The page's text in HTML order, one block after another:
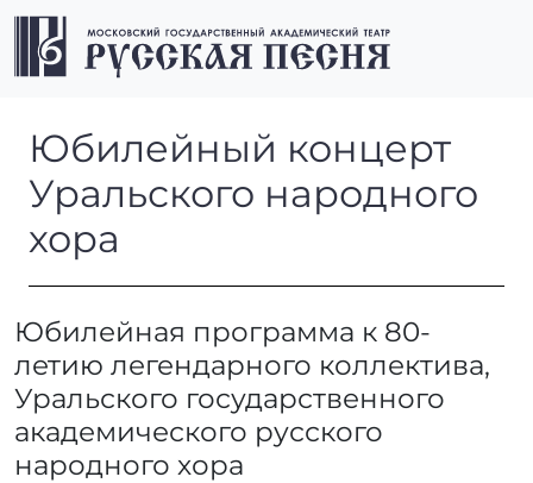
Перейти к содержимому
Перейти к футеру
Юбилейный концерт
Юбилейный концерт
Уральского народного
хора
Юбилейная программа к 80-
летию легендарного коллектива,
Уральского государственного
академического русского
народного хора